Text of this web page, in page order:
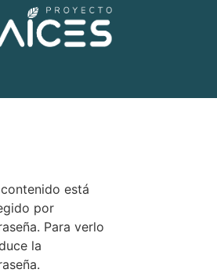
está
por
Para verlo
la